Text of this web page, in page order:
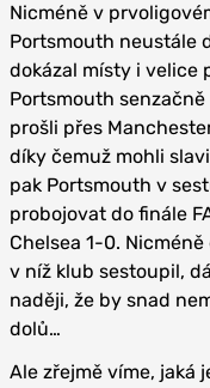
Nicméně v
Portsmouth neustále
dokázal místy i velice
Portsmouth
prošli přes
díky čemuž mohli
pak Portsmouth v
probojovat do finále
Chelsea 1-0.
v níž klub sestoupil,
naději, že by snad
dolů…
Ale zřejmě víme, jaká